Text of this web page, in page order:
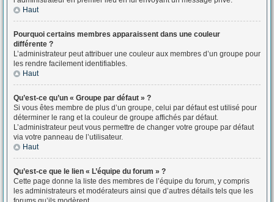
Haut
Pourquoi certains membres apparaissent dans une couleur
différente ?
L’administrateur peut attribuer une couleur aux membres d’un groupe pour
les rendre facilement identifiables.
Haut
Qu’est-ce qu’un « Groupe par défaut » ?
Si vous êtes membre de plus d’un groupe, celui par défaut est utilisé pour
déterminer le rang et la couleur de groupe affichés par défaut.
L’administrateur peut vous permettre de changer votre groupe par défaut
via votre panneau de l’utilisateur.
Haut
Qu’est-ce que le lien « L’équipe du forum » ?
Cette page donne la liste des membres de l’équipe du forum, y compris
les administrateurs et modérateurs ainsi que d’autres détails tels que les